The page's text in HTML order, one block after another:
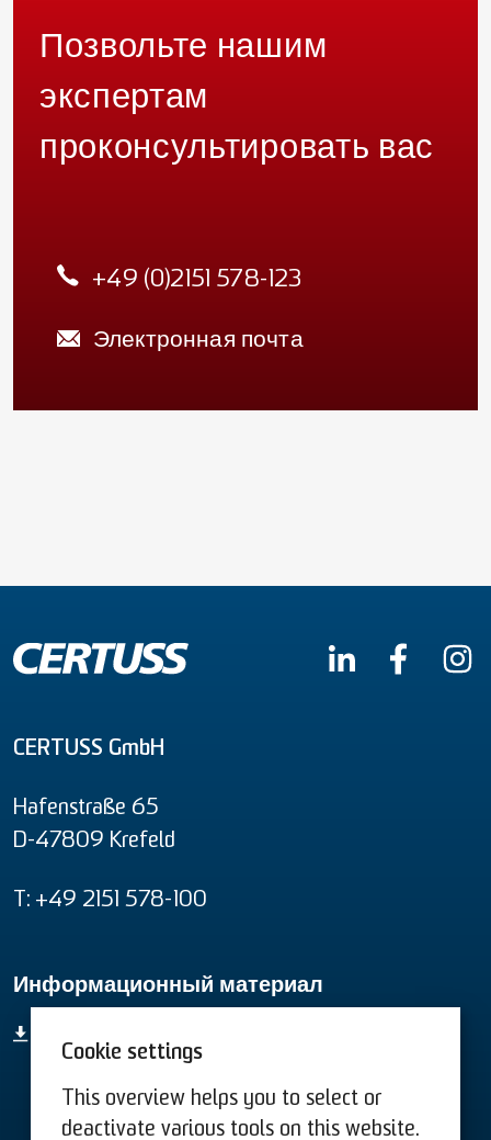
Cookie settings
This overview helps you to select or
deactivate various tools on this website.
Позвольте нашим
экспертам
проконсультировать вас
+49 (0)2151 578-123
Электронная почта
CERTUSS GmbH
Hafenstraße 65
D-47809 Krefeld
T: +49 2151 578-100
Информационный материал
Условиям США Условиям